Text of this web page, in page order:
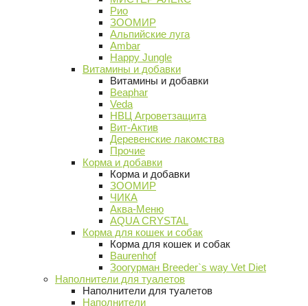
Рио
ЗООМИР
Альпийские луга
Ambar
Happy Jungle
Витамины и добавки
Витамины и добавки
Beaphar
Veda
НВЦ Агроветзащита
Вит-Актив
Деревенские лакомства
Прочие
Корма и добавки
Корма и добавки
ЗООМИР
ЧИКА
Аква-Меню
AQUA CRYSTAL
Корма для кошек и собак
Корма для кошек и собак
Baurenhof
Зоогурман Breeder`s way Vet Diet
Наполнители для туалетов
Наполнители для туалетов
Наполнители